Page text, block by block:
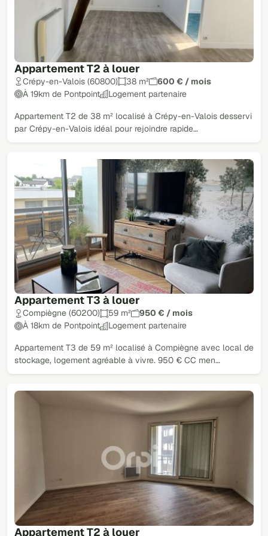
Appartement T2 à louer
Crépy-en-Valois (60800) 38 m²
600 € / mois
À 19km de Pontpoint
Logement partenaire
Appartement T2 de 38 m² localisé à Crépy-en-Valois desservi
par Crépy-en-Valois idéal pour rejoindre rapide…
Appartement T3 à louer
Compiègne (60200) 59 m²
950 € / mois
À 18km de Pontpoint
Logement partenaire
Appartement T3 de 59 m² localisé à Compiègne avec local de
stockage, logement agréable à vivre. 950 € CC men…
Appartement T2 à louer